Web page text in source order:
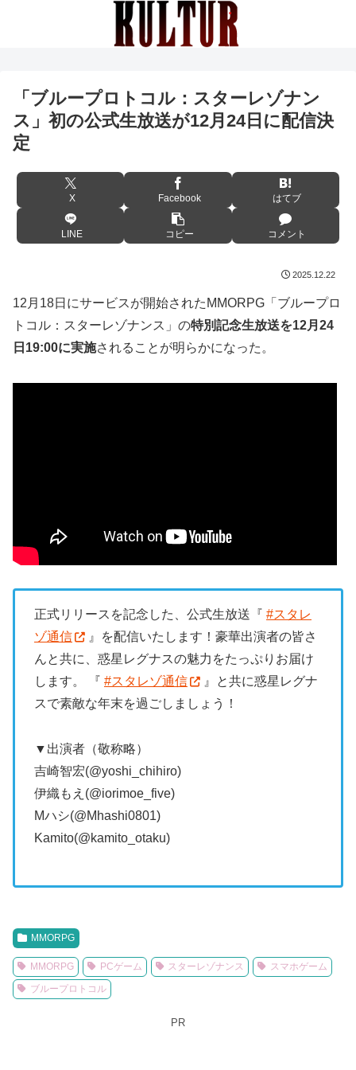
「ブループロトコル：スターレゾナン
ス」初の公式生放送が12月24日に配信決
定
X Facebook はてブ
LINE コピー コメント
2025.12.22
12月18日にサービスが開始されたMMORPG「ブループロ
トコル：スターレゾナンス」の特別記念生放送を12月24
日19:00に実施されることが明らかになった。
正式リリースを記念した、公式生放送『 #スタレ
ゾ通信
』を配信いたします！豪華出演者の皆さ
んと共に、惑星レグナスの魅力をたっぷりお届け
します。 『 #スタレゾ通信
』と共に惑星レグナ
スで素敵な年末を過ごしましょう！
▼出演者（敬称略）
吉崎智宏(@yoshi_chihiro)
伊織もえ(@iorimoe_five)
Mハシ(@Mhashi0801)
Kamito(@kamito_otaku)
MMORPG
MMORPG PCゲーム スターレゾナンス
スマホゲーム
ブループロトコル
PR